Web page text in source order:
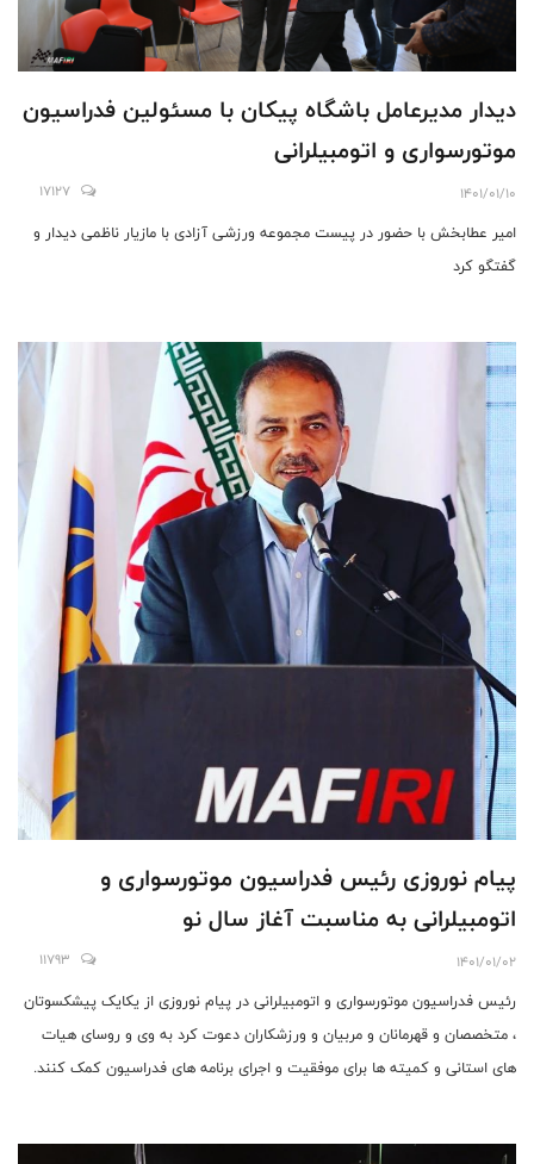
دیدار مدیرعامل باشگاه پیکان با مسئولین فدراسیون
موتورسواری و اتومبیلرانی
1401/01/10
17127
امير عطابخش با حضور در پیست مجموعه ورزشی آزادی با مازیار ناظمی دیدار و
گفتگو کرد
پیام نوروزی رئیس فدراسیون موتورسواری و
اتومبیلرانی به مناسبت آغاز سال نو
1401/01/02
11793
رئیس فدراسیون موتورسواری و اتومبیلرانی در پیام نوروزی از یکایک پیشکسوتان
، متخصصان و قهرمانان و مربیان و ورزشکاران دعوت کرد به وی و روسای هیات
های استانی و کمیته ها برای موفقیت و اجرای برنامه های فدراسیون کمک کنند.